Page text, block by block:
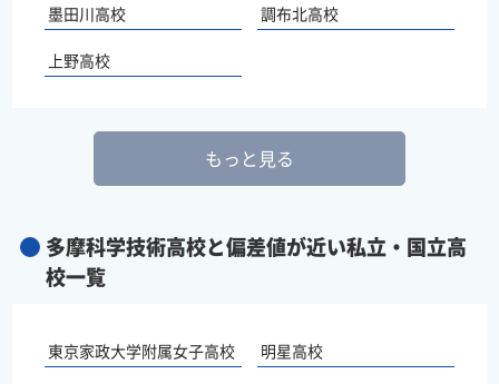
墨田川高校 調布北高校
上野高校
もっと見る
多摩科学技術高校と偏差値が近い私立・国立高
校一覧
東京家政大学附属女子高校 明星高校